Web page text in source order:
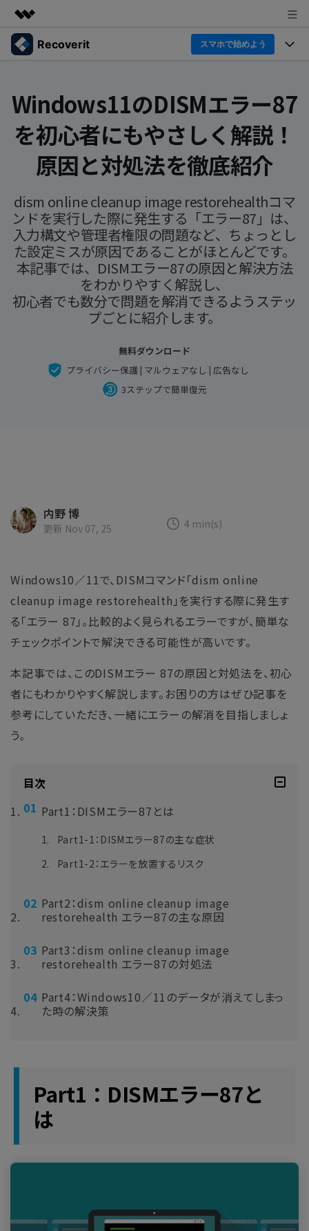
製品
概要
ソリューション
企業情報
プラン＆価格
Recoverit スマホで始めよう
Recoverit for Windows
AI
Windowsデータ復元ならRecoverit！確実な復元技術と安
心のサポート
Recoverit for Mac
AI
Macの大切なデータを制限なく完全復元
スマホで始めよう
Recoverit 無料版
消えたデータ/ 誤削除したデータも完全無料で復元
Repairit - データ修復
UBackit - データバックアップ
機能一覧
ドライブから復元
削除されたメディアを復元
独自の復元ソリューション 新着
ドキュメントを復元
データ損失のシナリオ
すべての機能を確認
データ復元事例
データ復元
外付けデバイス復元
パソコン復元
その他の復元
データ復元の専門家
カスタマーストーリー
Recoveritをよりよく活用
操作ガイド
ログイン
search
スマホで始めよう
Windows11のDISMエラー87
を初心者にもやさしく解説！
原因と対処法を徹底紹介
dism online cleanup image restorehealthコマ
ンドを実行した際に発生する「エラー87」は、
入力構文や管理者権限の問題など、ちょっとし
た設定ミスが原因であることがほとんどです。
本記事では、DISMエラー87の原因と解決方法
をわかりやすく解説し、
初心者でも数分で問題を解消できるようステッ
プごとに紹介します。
無料ダウンロード
プライバシー保護 | マルウェアなし | 広告なし
3ステップで簡単復元
内野 博
更新 Nov 07, 25 4 min(s)
Windows10／11で、DISMコマンド「dism online
cleanup image restorehealth」を実行する際に発生す
る「エラー 87」。比較的よく見られるエラーですが、簡単な
チェックポイントで解決できる可能性が高いです。
本記事では、このDISMエラー 87の原因と対処法を、初心
者にもわかりやすく解説します。お困りの方はぜひ記事を
参考にしていただき、一緒にエラーの解消を目指しましょ
う。
目次
Part1：DISMエラー87とは
Part1-1：DISMエラー87の主な症状
Part1-2：エラーを放置するリスク
Part2：dism online cleanup image
restorehealth エラー87の主な原因
Part3：dism online cleanup image
restorehealth エラー87の対処法
Part4：Windows10／11のデータが消えてしまっ
た時の解決策
Part1：DISMエラー87と
は